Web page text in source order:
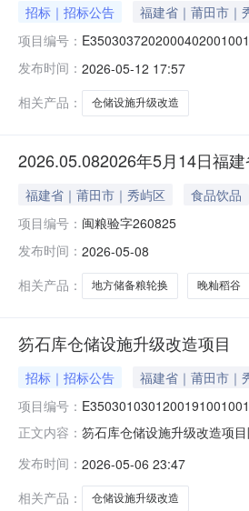
招标｜招标公告 福建省｜莆田市｜
项目编号： E3503037202000402001001
发布时间： 2026-05-12 17:57
相关产品：
仓储设施升级改造
2026.05.082026年5月14日福
福建省｜莆田市｜秀屿区 食品饮品
项目编号： 闽粮验字260825
发布时间： 2026-05-08
相关产品：
地方储备粮轮换 晚籼稻谷
笏石库仓储设施升级改造项目
招标｜招标公告 福建省｜莆田市｜
项目编号： E3503010301200191001001
正文内容： 笏石库仓储设施升级改造项
发布时间： 2026-05-06 23:47
相关产品：
仓储设施升级改造